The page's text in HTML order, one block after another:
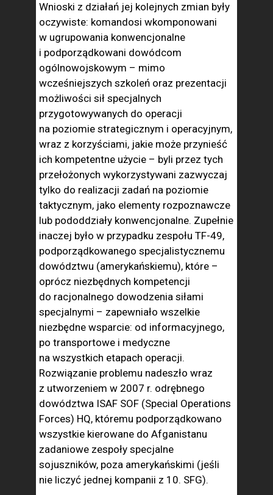
Wnioski z działań jej kolejnych zmian były
oczywiste: komandosi wkomponowani
w ugrupowania konwencjonalne
i podporządkowani dowódcom
ogólnowojskowym – mimo
wcześniejszych szkoleń oraz prezentacji
możliwości sił specjalnych
przygotowywanych do operacji
na poziomie strategicznym i operacyjnym,
wraz z korzyściami, jakie może przynieść
ich kompetentne użycie – byli przez tych
przełożonych wykorzystywani zazwyczaj
tylko do realizacji zadań na poziomie
taktycznym, jako elementy rozpoznawcze
lub pododdziały konwencjonalne. Zupełnie
inaczej było w przypadku zespołu TF-49,
podporządkowanego specjalistycznemu
dowództwu (amerykańskiemu), które –
oprócz niezbędnych kompetencji
do racjonalnego dowodzenia siłami
specjalnymi – zapewniało wszelkie
niezbędne wsparcie: od informacyjnego,
po transportowe i medyczne
na wszystkich etapach operacji.
Rozwiązanie problemu nadeszło wraz
z utworzeniem w 2007 r. odrębnego
dowództwa ISAF SOF (Special Operations
Forces) HQ, któremu podporządkowano
wszystkie kierowane do Afganistanu
zadaniowe zespoły specjalne
sojuszników, poza amerykańskimi (jeśli
nie liczyć jednej kompanii z 10. SFG).